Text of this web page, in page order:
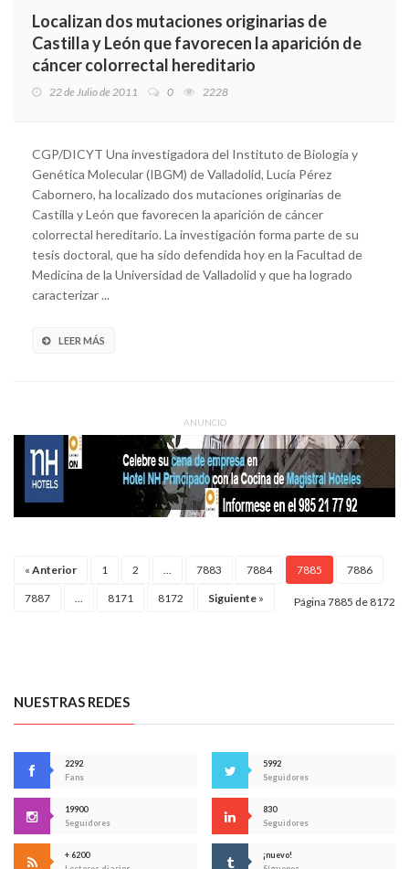
Localizan dos mutaciones originarias de
Castilla y León que favorecen la aparición de
cáncer colorrectal hereditario
22 de Julio de 2011 0 2228
CGP/DICYT Una investigadora del Instituto de Biología y
Genética Molecular (IBGM) de Valladolid, Lucía Pérez
Cabornero, ha localizado dos mutaciones originarias de
Castilla y León que favorecen la aparición de cáncer
colorrectal hereditario. La investigación forma parte de su
tesis doctoral, que ha sido defendida hoy en la Facultad de
Medicina de la Universidad de Valladolid y que ha logrado
caracterizar ...
LEER MÁS
ANUNCIO
« Anterior 1 2 7883 7884 7885 7886
7887 8171 8172 Siguiente » Página 7885 de 8172
NUESTRAS REDES
2292
Fans
5992
Seguidores
19900
Seguidores
830
Seguidores
+ 6200
¡nuevo!